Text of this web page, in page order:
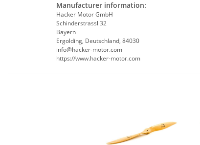
Manufacturer information:
Hacker Motor GmbH
Schinderstrassl 32
Bayern
Ergolding, Deutschland, 84030
info@hacker-motor.com
https://www.hacker-motor.com